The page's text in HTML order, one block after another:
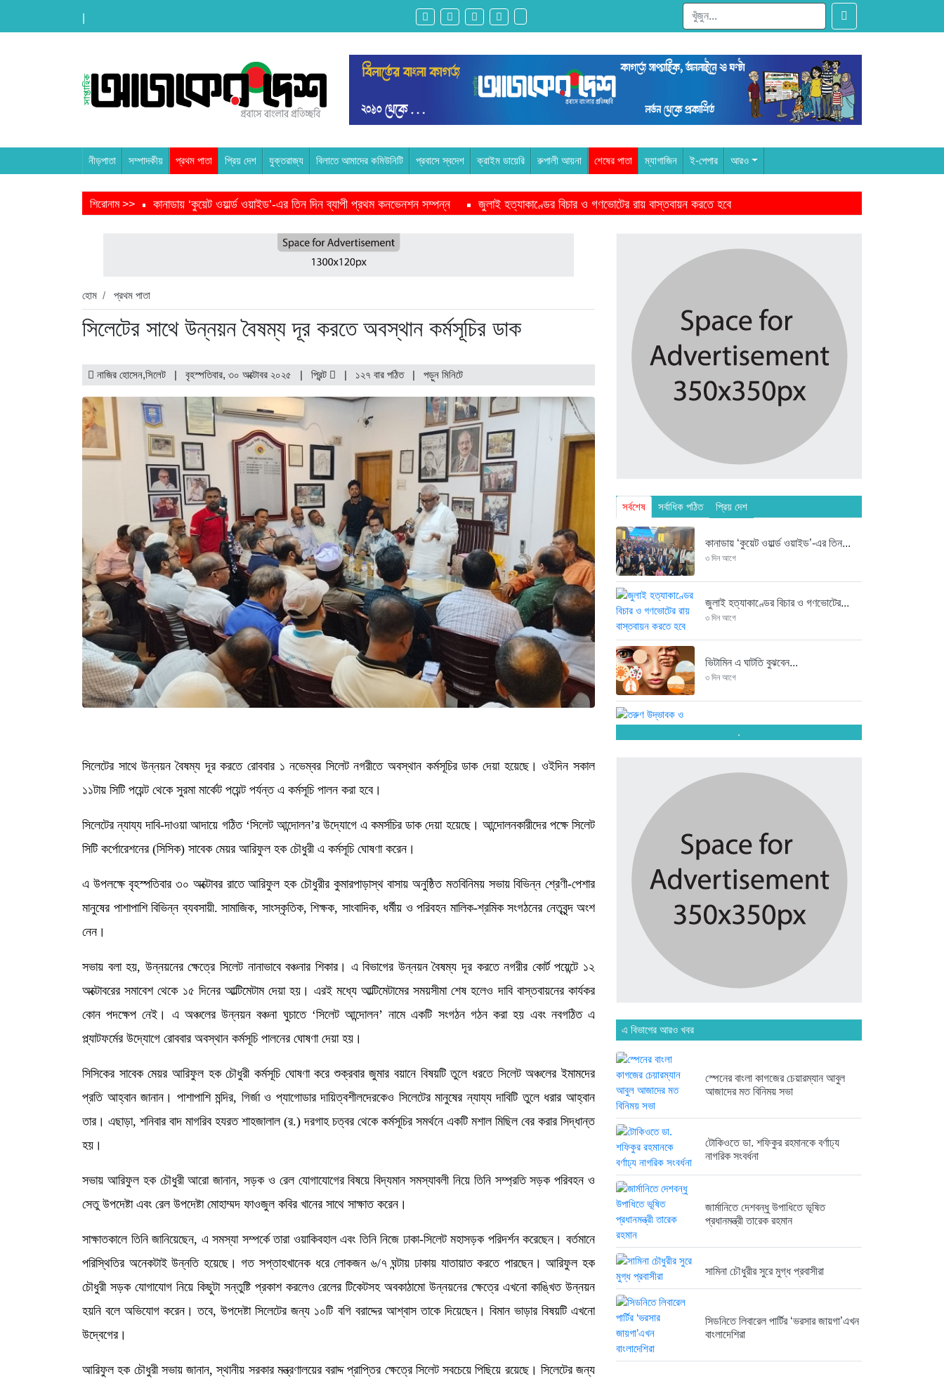
নীড়পাতা সম্পাদকীয় প্রথম পাতা প্রিয় দেশ যুক্তরাজ্য বিলাতে আমাদের কমিউনিটি প্রবাসে স্বদেশ ক্রাইম ডায়েরি রুপালী আয়না শেষের পাতা ম্যাগাজিন ই-পেপার আরও
শিরোনাম >> কানাডায় ‘কুয়েট ওয়ার্ল্ড ওয়াইড’-এর তিন দিন ব্যাপী প্রথম কনভেনশন সম্পন্ন
জুলাই হত্যাকাণ্ডের বিচার ও গণভোটের রায় বাস্তবায়ন করতে হবে
বাংলাদেশে এসে মার্কিন দূতের ভারতের হাইকমিশনারের সঙ্গে বৈঠক অপ্রত্যাশিত- শফিকুর রহমান
অনেক পরিবার এখনো তাঁদের স্বজন হারানোর বেদনা বয়ে বেড়াচ্ছে
রাজনৈতিক লড়াইয়ে জিততে হলে সাংস্কৃতিক লড়াইয়ে জিততে হবে
হোম প্রথম পাতা
সিলেটের সাথে উন্নয়ন বৈষম্য দূর করতে অবস্থান কর্মসূচির ডাক
নাজির হোসেন,সিলেট | বৃহস্পতিবার, ৩০ অক্টোবর ২০২৫ | প্রিন্ট | ১২৭ বার পঠিত | পড়ুন মিনিটে
সিলেটের সাথে উন্নয়ন বৈষম্য দূর করতে রোববার ১ নভেম্বর সিলেট নগরীতে অবস্থান কর্মসূচির ডাক দেয়া হয়েছে। ওইদিন সকাল
১১টায় সিটি পয়েন্ট থেকে সুরমা মার্কেট পয়েন্ট পর্যন্ত এ কর্মসূচি পালন করা হবে।
সিলেটের ন্যায্য দাবি-দাওয়া আদায়ে গঠিত ‘সিলেট আন্দোলন’র উদ্যোগে এ কমর্সচির ডাক দেয়া হয়েছে। আন্দোলনকারীদের পক্ষে সিলেট
সিটি কর্পোরেশনের (সিসিক) সাবেক মেয়র আরিফুল হক চৌধুরী এ কর্মসূচি ঘোষণা করেন।
এ উপলক্ষে বৃহস্পতিবার ৩০ অক্টোবর রাতে আরিফুল হক চৌধুরীর কুমারপাড়াস্থ বাসায় অনুষ্ঠিত মতবিনিময় সভায় বিভিন্ন শ্রেণী-পেশার
মানুষের পাশাপাশি বিভিন্ন ব্যবসায়ী. সামাজিক, সাংস্কৃতিক, শিক্ষক, সাংবাদিক, ধর্মীয় ও পরিবহন মালিক-শ্রমিক সংগঠনের নেতৃবৃন্দ অংশ
নেন।
সভায় বলা হয়, উন্নয়নের ক্ষেত্রে সিলেট নানাভাবে বঞ্চনার শিকার। এ বিভাগের উন্নয়ন বৈষম্য দূর করতে নগরীর কোর্ট পয়েন্টে ১২
অক্টোবরের সমাবেশ থেকে ১৫ দিনের আল্টিমেটাম দেয়া হয়। এরই মধ্যে আল্টিমেটামের সময়সীমা শেষ হলেও দাবি বাস্তবায়নের কার্যকর
কোন পদক্ষেপ নেই। এ অঞ্চলের উন্নয়ন বঞ্চনা ঘুচাতে ‘সিলেট আন্দোলন’ নামে একটি সংগঠন গঠন করা হয় এবং নবগঠিত এ
প্ল্যাটফর্মের উদ্যোগে রোববার অবস্থান কর্মসূচি পালনের ঘোষণা দেয়া হয়।
সিসিকের সাবেক মেয়র আরিফুল হক চৌধুরী কর্মসূচি ঘোষণা করে শুক্রবার জুমার বয়ানে বিষয়টি তুলে ধরতে সিলেট অঞ্চলের ইমামদের
প্রতি আহ্বান জানান। পাশাপাশি মন্দির, গির্জা ও প্যাগোডার দায়িত্বশীলদেরকেও সিলেটের মানুষের ন্যায্য দাবিটি তুলে ধরার আহ্বান
তার। এছাড়া, শনিবার বাদ মাগরিব হযরত শাহজালাল (র.) দরগাহ চত্বর থেকে কর্মসূচির সমর্থনে একটি মশাল মিছিল বের করার সিদ্ধান্ত
হয়।
সভায় আরিফুল হক চৌধুরী আরো জানান, সড়ক ও রেল যোগাযোগের বিষয়ে বিদ্যমান সমস্যাবলী নিয়ে তিনি সম্প্রতি সড়ক পরিবহন ও
সেতু উপদেষ্টা এবং রেল উপদেষ্টা মোহাম্মদ ফাওজুল কবির খানের সাথে সাক্ষাত করেন।
সাক্ষাতকালে তিনি জানিয়েছেন, এ সমস্যা সম্পর্কে তারা ওয়াকিবহাল এবং তিনি নিজে ঢাকা-সিলেট মহাসড়ক পরিদর্শন করেছেন। বর্তমানে
পরিস্থিতির অনেকটাই উন্নতি হয়েছে। গত সপ্তাহখানেক ধরে লোকজন ৬/৭ ঘন্টায় ঢাকায় যাতায়াত করতে পারছেন। আরিফুল হক
চৌধুরী সড়ক যোগাযোগ নিয়ে কিছুটা সন্তুষ্টি প্রকাশ করলেও রেলের টিকেটসহ অবকাঠামো উন্নয়নের ক্ষেত্রে এখনো কাঙ্খিত উন্নয়ন
হয়নি বলে অভিযোগ করেন। তবে, উপদেষ্টা সিলেটের জন্য ১০টি বগি বরাদ্দের আশ্বাস তাকে দিয়েছেন। বিমান ভাড়ার বিষয়টি এখনো
উদ্বেগের।
আরিফুল হক চৌধুরী সভায় জানান, স্থানীয় সরকার মন্ত্রণালয়ের বরাদ্দ প্রাপ্তির ক্ষেত্রে সিলেট সবচেয়ে পিছিয়ে রয়েছে। সিলেটের জন্য
সর্বশেষ সর্বাধিক পঠিত প্রিয় দেশ
কানাডায় ‘কুয়েট ওয়ার্ল্ড ওয়াইড’-এর তিন...
৩ দিন আগে
জুলাই হত্যাকাণ্ডের বিচার ও গণভোটের...
৩ দিন আগে
ভিটামিন এ ঘাটতি বুঝবেন...
৩ দিন আগে
মাদরাসাকে অবহেলা করা শুরু মুজিব...
বাংলাদেশে এসে মার্কিন দূতের ভারতের...
অনেক পরিবার এখনো তাঁদের স্বজন...
৩ দিন আগে
১ সপ্তাহ আগে
সাংস্কৃতিক...
১ সপ্তাহ আগে
.
এ বিভাগের আরও খবর
স্পেনের বাংলা কাগজের চেয়ারম্যান আবুল
আজাদের মত বিনিময় সভা
টোকিওতে ডা. শফিকুর রহমানকে বর্ণাঢ্য
নাগরিক সংবর্ধনা
জার্মানিতে দেশবন্ধু উপাধিতে ভূষিত
প্রধানমন্ত্রী তারেক রহমান
সামিনা চৌধুরীর সুরে মুগ্ধ প্রবাসীরা
সিডনিতে লিবারেল পার্টির ‘ভরসার জায়গা’এখন
বাংলাদেশিরা